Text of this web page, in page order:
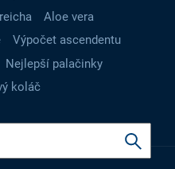
Aloe vera
Výpočet ascendentu
Nejlepší palačinky
koláč